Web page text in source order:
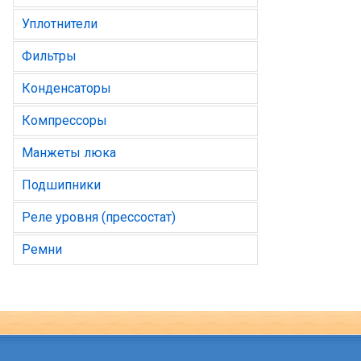
Уплотнители
Фильтры
Конденсаторы
Компрессоры
Манжеты люка
Подшипники
Реле уровня (прессостат)
Ремни